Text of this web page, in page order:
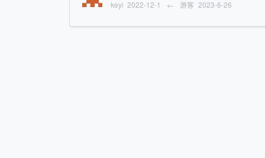
keyi 2022-12-1 ← 游客 2023-6-26